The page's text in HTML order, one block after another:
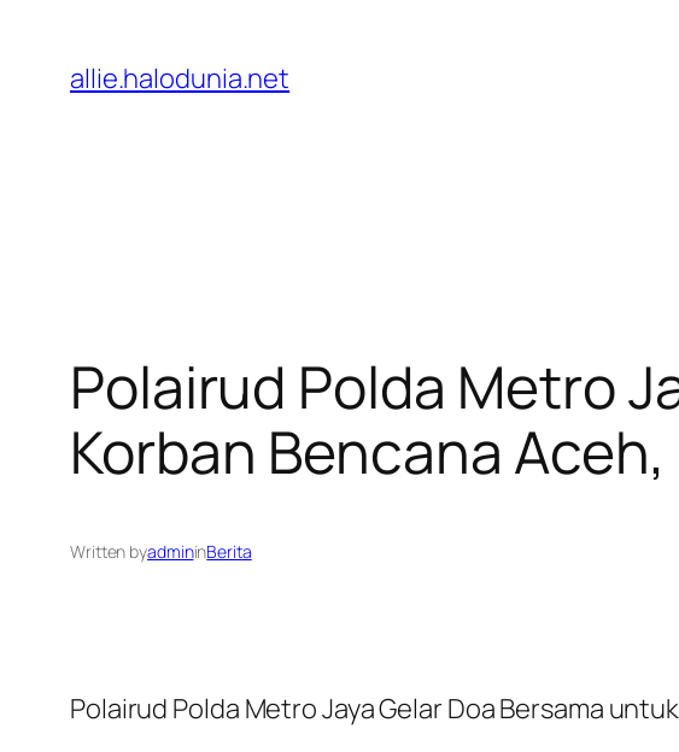
konten
allie.halodunia.net
Polairud Polda Metro
Korban Bencana
Written byadmininBerita
Polairud Polda Metro Jaya Gelar Doa Bersama